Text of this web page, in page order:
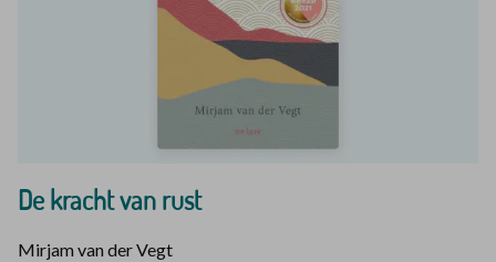
De kracht van rust
Mirjam van der Vegt